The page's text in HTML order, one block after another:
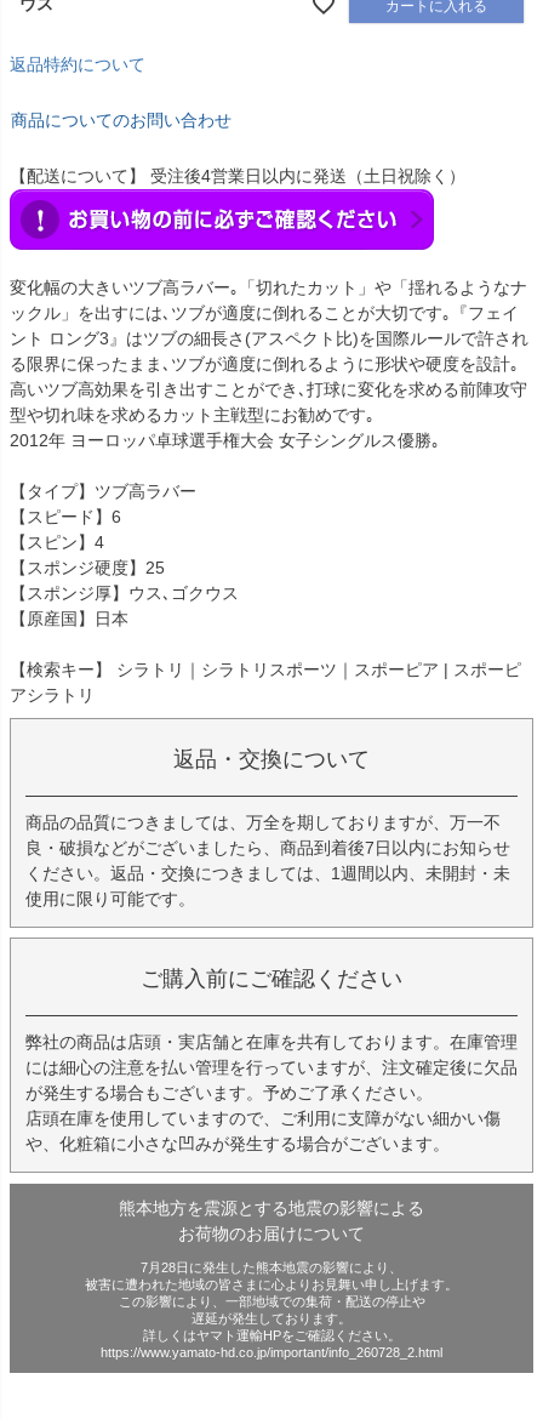
カートに入れる
返品特約について
商品についてのお問い合わせ
【配送について】 受注後4営業日以内に発送（土日祝除く）
変化幅の大きいツブ高ラバー｡「切れたカット」や「揺れるようなナ
ックル」を出すには､ツブが適度に倒れることが大切です｡『フェイ
ント ロング3』はツブの細長さ(アスペクト比)を国際ルールで許され
る限界に保ったまま､ツブが適度に倒れるように形状や硬度を設計｡
高いツブ高効果を引き出すことができ､打球に変化を求める前陣攻守
型や切れ味を求めるカット主戦型にお勧めです｡
2012年 ヨーロッパ卓球選手権大会 女子シングルス優勝｡
【タイプ】ツブ高ラバー
【スピード】6
【スピン】4
【スポンジ硬度】25
【スポンジ厚】ウス､ゴクウス
【原産国】日本
【検索キー】 シラトリ｜シラトリスポーツ｜スポーピア | スポーピ
アシラトリ
返品・交換について
商品の品質につきましては、万全を期しておりますが、万一不
良・破損などがございましたら、商品到着後7日以内にお知らせ
ください。返品・交換につきましては、1週間以内、未開封・未
使用に限り可能です。
ご購入前にご確認ください
弊社の商品は店頭・実店舗と在庫を共有しております。在庫管理
には細心の注意を払い管理を行っていますが、注文確定後に欠品
が発生する場合もございます。予めご了承ください。
店頭在庫を使用していますので、ご利用に支障がない細かい傷
や、化粧箱に小さな凹みが発生する場合がございます。
熊本地方を震源とする地震の影響による
お荷物のお届けについて
7月28日に発生した熊本地震の影響により、
被害に遭われた地域の皆さまに心よりお見舞い申し上げます。
この影響により、一部地域での集荷・配送の停止や
遅延が発生しております。
詳しくはヤマト運輸HPをご確認ください。
https://www.yamato-hd.co.jp/important/info_260728_2.html